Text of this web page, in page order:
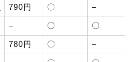
790円 〇 –
– 〇 〇
780円 〇 –